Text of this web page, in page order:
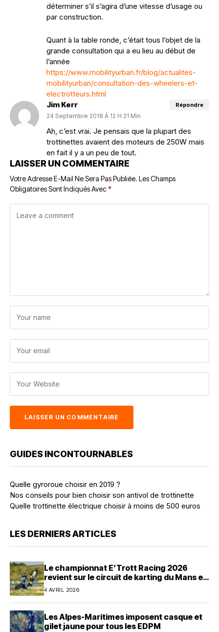
déterminer s’il s’agira d’une vitesse d’usage ou
par construction.
Quant à la table ronde, c’était tous l’objet de la
grande consultation qui a eu lieu au début de
l’année
https://www.mobilityurban.fr/blog/actualites-
mobilityurban/consultation-des-wheelers-et-
electrotteurs.html
Jim Kerr
24 Septembre 2018 À 12 H 21 Min
Ah, c’est vrai. Je pensais que la plupart des
trottinettes avaient des moteurs de 250W mais
en fait il y a un peu de tout.
Répondre
LAISSER UN COMMENTAIRE
Votre Adresse E-Mail Ne Sera Pas Publiée. Les Champs
Obligatoires Sont Indiqués Avec*
GUIDES INCONTOURNABLES
Quelle gyroroue choisir en 2019 ?
Nos conseils pour bien choisir son antivol de trottinette
Quelle trottinette électrique choisir à moins de 500 euros
LES DERNIERS ARTICLES
Le championnat E’Trott Racing 2026
revient sur le circuit de karting du Mans en
avril
4 AVRIL 2026
Les Alpes-Maritimes imposent casque et
gilet jaune pour tous les EDPM